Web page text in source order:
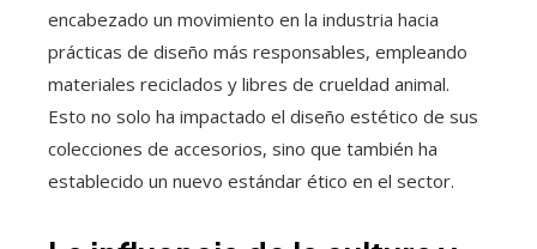
encabezado un movimiento en la industria hacia
prácticas de diseño más responsables, empleando
materiales reciclados y libres de crueldad animal.
Esto no solo ha impactado el diseño estético de sus
colecciones de accesorios, sino que también ha
establecido un nuevo estándar ético en el sector.